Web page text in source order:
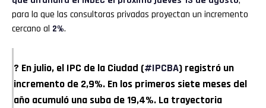
para la que las consultoras privadas proyectan un incremento
cercano al 2%.
? En julio, el IPC de la Ciudad (#IPCBA) registró un
incremento de 2,9%. En los primeros siete meses del
año acumuló una suba de 19,4%. La trayectoria